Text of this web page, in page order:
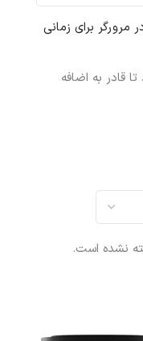
نشده است.
مرورگر برای زمانی
قادر به اضافه